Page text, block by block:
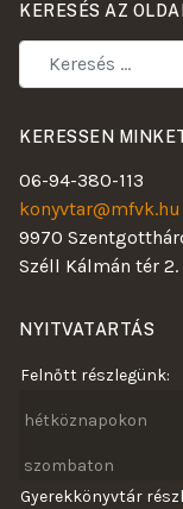
KERESÉS AZ
KERESSEN
06-94-380-113
konyvtar@mfvk.hu
9970
Széll Kálmán tér 2.
NYITVATARTÁS
Felnőtt részlegünk:
hétköznapokon
szombaton
Gyerekkönyvtár